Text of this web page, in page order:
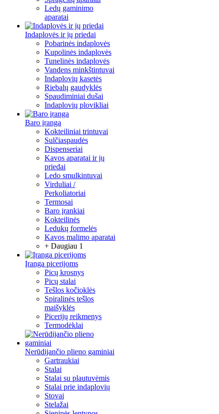
Ledų gaminimo
aparatai
Indaplovės ir jų priedai
Pobarinės indaplovės
Kupolinės indaplovės
Tunelinės indaplovės
Vandens minkštintuvai
Indaplovių kasetės
Riebalų gaudyklės
Spaudiminiai dušai
Indaplovių plovikliai
Baro įranga
Kokteiliniai trintuvai
Sulčiaspaudės
Dispenseriai
Kavos aparatai ir jų
priedai
Ledo smulkintuvai
Virduliai /
Perkoliatoriai
Termosai
Baro įrankiai
Kokteilinės
Ledukų formelės
Kavos malimo aparatai
+ Daugiau 1
Įranga picerijoms
Picų krosnys
Picų stalai
Tešlos kočioklės
Spiralinės tešlos
maišyklės
Picerijų reikmenys
Termodėklai
Nerūdijančio plieno gaminiai
Gartraukiai
Stalai
Stalai su plautuvėmis
Stalai prie indaplovių
Stovai
Stelažai